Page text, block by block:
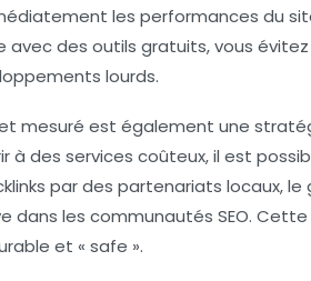
les performances du
avec des outils gratuits, vous
lourds.
mesuré est également une
à des services coûteux, il est
par des partenariats locaux,
dans les communautés SEO.
et « safe ».